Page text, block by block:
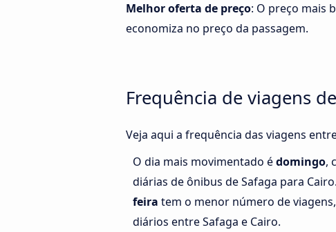
Melhor oferta de preço: O preço mais
economiza no preço da passagem.
Frequência de viagens
Veja aqui a frequência das viagens
O dia mais movimentado édomingo,
diárias de ônibus de Safaga para
feira tem o menor número de
diários entre Safaga e Cairo.